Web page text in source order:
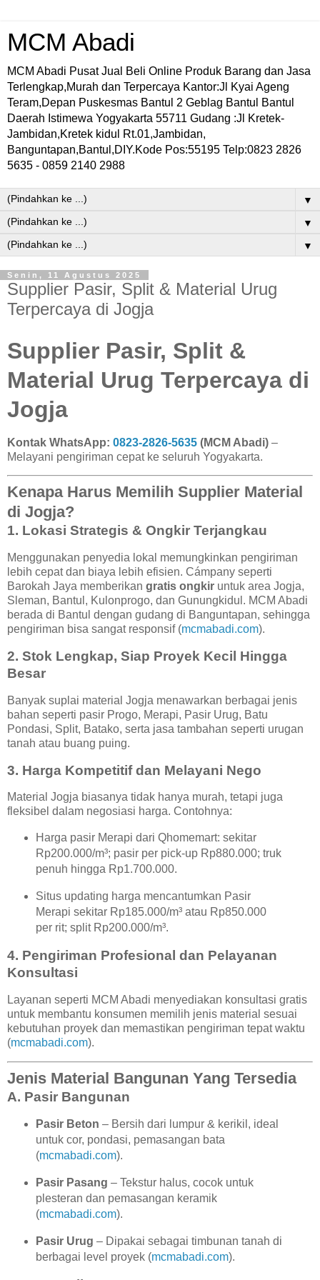
MCM Abadi
MCM Abadi Pusat Jual Beli Online Produk Barang dan Jasa
Terlengkap,Murah dan Terpercaya Kantor:Jl Kyai Ageng
Teram,Depan Puskesmas Bantul 2 Geblag Bantul Bantul
Daerah Istimewa Yogyakarta 55711 Gudang :Jl Kretek-
Jambidan,Kretek kidul Rt.01,Jambidan,
Banguntapan,Bantul,DIY.Kode Pos:55195 Telp:0823 2826
5635 - 0859 2140 2988
▼
▼
▼
Senin, 11 Agustus 2025
Supplier Pasir, Split & Material Urug
Terpercaya di Jogja
Supplier Pasir, Split &
Material Urug Terpercaya di
Jogja
Kontak WhatsApp: 0823-2826-5635 (MCM Abadi) –
Melayani pengiriman cepat ke seluruh Yogyakarta.
Kenapa Harus Memilih Supplier Material
di Jogja?
1. Lokasi Strategis & Ongkir Terjangkau
Menggunakan penyedia lokal memungkinkan pengiriman
lebih cepat dan biaya lebih efisien. Cámpany seperti
Barokah Jaya memberikan gratis ongkir untuk area Jogja,
Sleman, Bantul, Kulonprogo, dan Gunungkidul. MCM Abadi
berada di Bantul dengan gudang di Banguntapan, sehingga
pengiriman bisa sangat responsif (mcmabadi.com).
2. Stok Lengkap, Siap Proyek Kecil Hingga
Besar
Banyak suplai material Jogja menawarkan berbagai jenis
bahan seperti pasir Progo, Merapi, Pasir Urug, Batu
Pondasi, Split, Batako, serta jasa tambahan seperti urugan
tanah atau buang puing.
3. Harga Kompetitif dan Melayani Nego
Material Jogja biasanya tidak hanya murah, tetapi juga
fleksibel dalam negosiasi harga. Contohnya:
Harga pasir Merapi dari Qhomemart: sekitar
Rp200.000/m³; pasir per pick-up Rp880.000; truk
penuh hingga Rp1.700.000.
Situs updating harga mencantumkan Pasir
Merapi sekitar Rp185.000/m³ atau Rp850.000
per rit; split Rp200.000/m³.
4. Pengiriman Profesional dan Pelayanan
Konsultasi
Layanan seperti MCM Abadi menyediakan konsultasi gratis
untuk membantu konsumen memilih jenis material sesuai
kebutuhan proyek dan memastikan pengiriman tepat waktu
(mcmabadi.com).
Jenis Material Bangunan Yang Tersedia
A. Pasir Bangunan
Pasir Beton – Bersih dari lumpur & kerikil, ideal
untuk cor, pondasi, pemasangan bata
(mcmabadi.com).
Pasir Pasang – Tekstur halus, cocok untuk
plesteran dan pemasangan keramik
(mcmabadi.com).
Pasir Urug – Dipakai sebagai timbunan tanah di
berbagai level proyek (mcmabadi.com).